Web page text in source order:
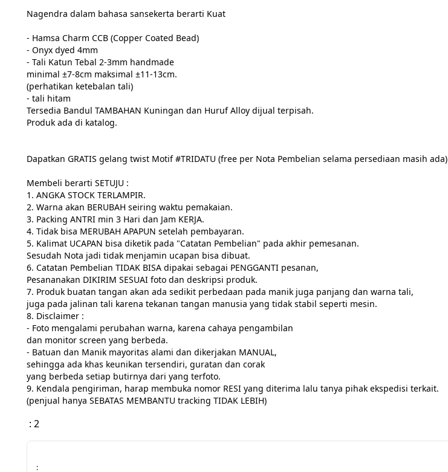
Nagendra dalam bahasa sansekerta berarti Kuat
- Hamsa Charm CCB (Copper Coated Bead)
- Onyx dyed 4mm
- Tali Katun Tebal 2-3mm handmade
minimal ±7-8cm maksimal ±11-13cm.
(perhatikan ketebalan tali)
- tali hitam
Tersedia Bandul TAMBAHAN Kuningan dan Huruf Alloy dijual terpisah.
Produk ada di katalog.
Dapatkan GRATIS gelang twist Motif #TRIDATU (free per Nota Pembelian selama persediaan masih ada)
Membeli berarti SETUJU :
1. ANGKA STOCK TERLAMPIR.
2. Warna akan BERUBAH seiring waktu pemakaian.
3. Packing ANTRI min 3 Hari dan Jam KERJA.
4. Tidak bisa MERUBAH APAPUN setelah pembayaran.
5. Kalimat UCAPAN bisa diketik pada "Catatan Pembelian" pada akhir pemesanan.
Sesudah Nota jadi tidak menjamin ucapan bisa dibuat.
6. Catatan Pembelian TIDAK BISA dipakai sebagai PENGGANTI pesanan,
Pesananakan DIKIRIM SESUAI foto dan deskripsi produk.
7. Produk buatan tangan akan ada sedikit perbedaan pada manik juga panjang dan warna tali,
juga pada jalinan tali karena tekanan tangan manusia yang tidak stabil seperti mesin.
8. Disclaimer :
- Foto mengalami perubahan warna, karena cahaya pengambilan
dan monitor screen yang berbeda.
- Batuan dan Manik mayoritas alami dan dikerjakan MANUAL,
sehingga ada khas keunikan tersendiri, guratan dan corak
yang berbeda setiap butirnya dari yang terfoto.
9. Kendala pengiriman, harap membuka nomor RESI yang diterima lalu tanya pihak ekspedisi terkait.
(penjual hanya SEBATAS MEMBANTU tracking TIDAK LEBIH)
: 2
: